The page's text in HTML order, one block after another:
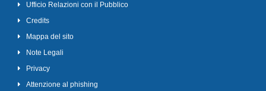
Ufficio Relazioni con il Pubblico
Credits
Mappa del sito
Note Legali
Privacy
Attenzione al phishing